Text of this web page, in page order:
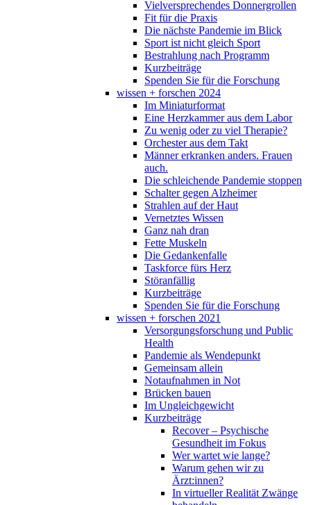
Vielversprechendes Donnergrollen
Fit für die Praxis
Die nächste Pandemie im Blick
Sport ist nicht gleich Sport
Bestrahlung nach Programm
Kurzbeiträge
Spenden Sie für die Forschung
wissen + forschen 2024
Im Miniaturformat
Eine Herzkammer aus dem Labor
Zu wenig oder zu viel Therapie?
Orchester aus dem Takt
Männer erkranken anders. Frauen
auch.
Die schleichende Pandemie stoppen
Schalter gegen Alzheimer
Strahlen auf der Haut
Vernetztes Wissen
Ganz nah dran
Fette Muskeln
Die Gedankenfalle
Taskforce fürs Herz
Störanfällig
Kurzbeiträge
Spenden Sie für die Forschung
wissen + forschen 2021
Versorgungsforschung und Public
Health
Pandemie als Wendepunkt
Gemeinsam allein
Notaufnahmen in Not
Brücken bauen
Im Ungleichgewicht
Kurzbeiträge
Recover – Psychische
Gesundheit im Fokus
Wer wartet wie lange?
Warum gehen wir zu
Ärzt:innen?
In virtueller Realität Zwänge